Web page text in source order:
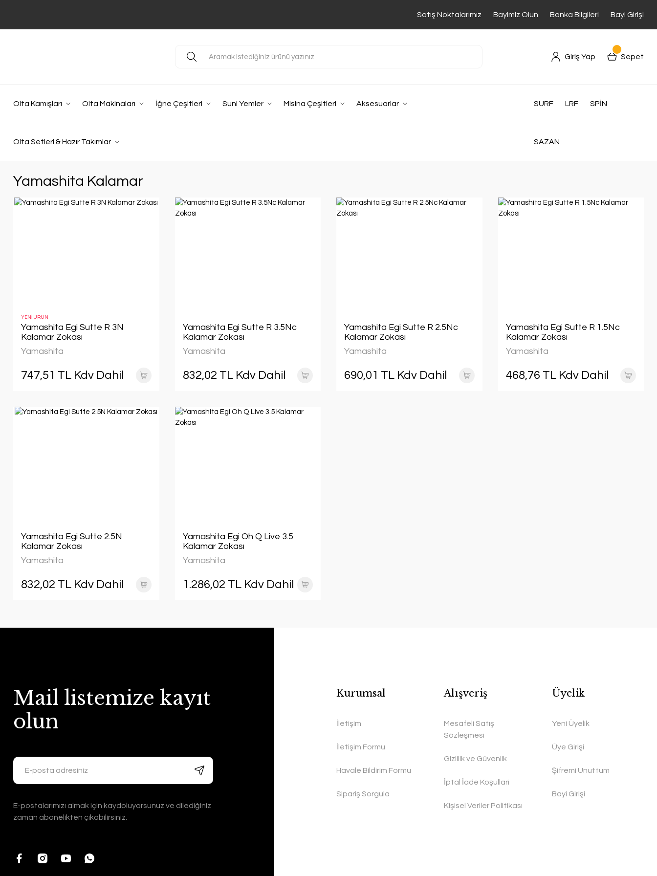
Satış Noktalarımız Bayimiz Olun Banka Bilgileri Bayi Girişi
Giriş Yap Sepet
Olta Kamışları Olta Makinaları İğne Çeşitleri Suni Yemler Misina Çeşitleri Aksesuarlar
Olta Setleri & Hazır Takımlar
SURF LRF SPİN
SAZAN
Yamashita Kalamar
YENİ ÜRÜN
Yamashita Egi Sutte R 3N
Kalamar Zokası
Yamashita
747,51 TL Kdv Dahil
Yamashita Egi Sutte R 3.5Nc
Kalamar Zokası
Yamashita
832,02 TL Kdv Dahil
Yamashita Egi Sutte R 2.5Nc
Kalamar Zokası
Yamashita
690,01 TL Kdv Dahil
Yamashita Egi Sutte R 1.5Nc
Kalamar Zokası
Yamashita
468,76 TL Kdv Dahil
Yamashita Egi Sutte 2.5N
Kalamar Zokası
Yamashita
832,02 TL Kdv Dahil
Yamashita Egi Oh Q Live 3.5
Kalamar Zokası
Yamashita
1.286,02 TL Kdv Dahil
Mail listemize kayıt
olun
E-postalarımızı almak için kaydoluyorsunuz ve dilediğiniz
zaman abonelikten çıkabilirsiniz.
Kurumsal
İletişim
İletişim Formu
Havale Bildirim Formu
Sipariş Sorgula
Alışveriş
Mesafeli Satış
Sözleşmesi
Gizlilik ve Güvenlik
İptal İade Koşullari
Kişisel Veriler Politikası
Üyelik
Yeni Üyelik
Üye Girişi
Şifremi Unuttum
Bayi Girişi